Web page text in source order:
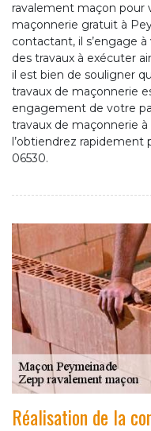
ravalement maçon pour
maçonnerie gratuit à
contactant, il s’engage
des travaux à exécuter
il est bien de souligner
travaux de maçonnerie
engagement de votre
travaux de maçonnerie
l’obtiendrez rapidement
06530.
Réalisation de la